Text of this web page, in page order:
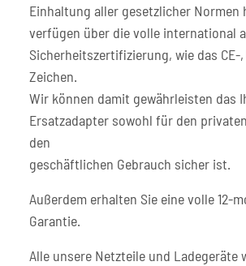
Einhaltung aller gesetzlicher Normen
verfügen über die volle international
Sicherheitszertifizierung, wie das CE-
Zeichen.
Wir können damit gewährleisten das
Ersatzadapter sowohl für den
den
geschäftlichen Gebrauch sicher ist.
Außerdem erhalten Sie eine volle 12-
Garantie.
Alle unsere Netzteile und Ladegeräte